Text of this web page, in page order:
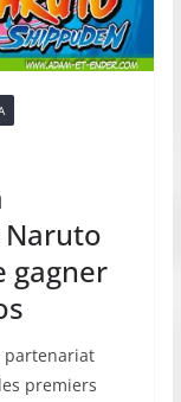
gagner
partenariat
premiers